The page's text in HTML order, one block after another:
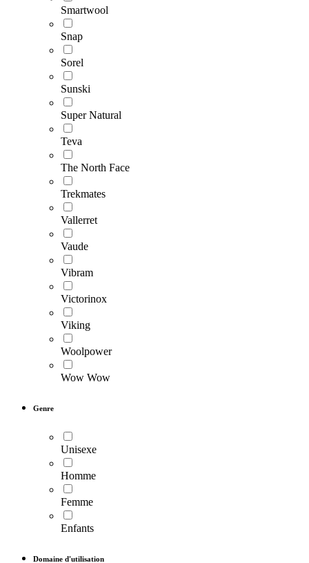
Smartwool
Snap
Sorel
Sunski
Super Natural
Teva
The North Face
Trekmates
Vallerret
Vaude
Vibram
Victorinox
Viking
Woolpower
Wow Wow
Genre
Unisexe
Homme
Femme
Enfants
Domaine d'utilisation